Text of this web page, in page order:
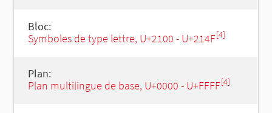
Bloc:
Symboles de type lettre, U+2100 - U+214F[4]
Plan:
Plan multilingue de base, U+0000 - U+FFFF[4]